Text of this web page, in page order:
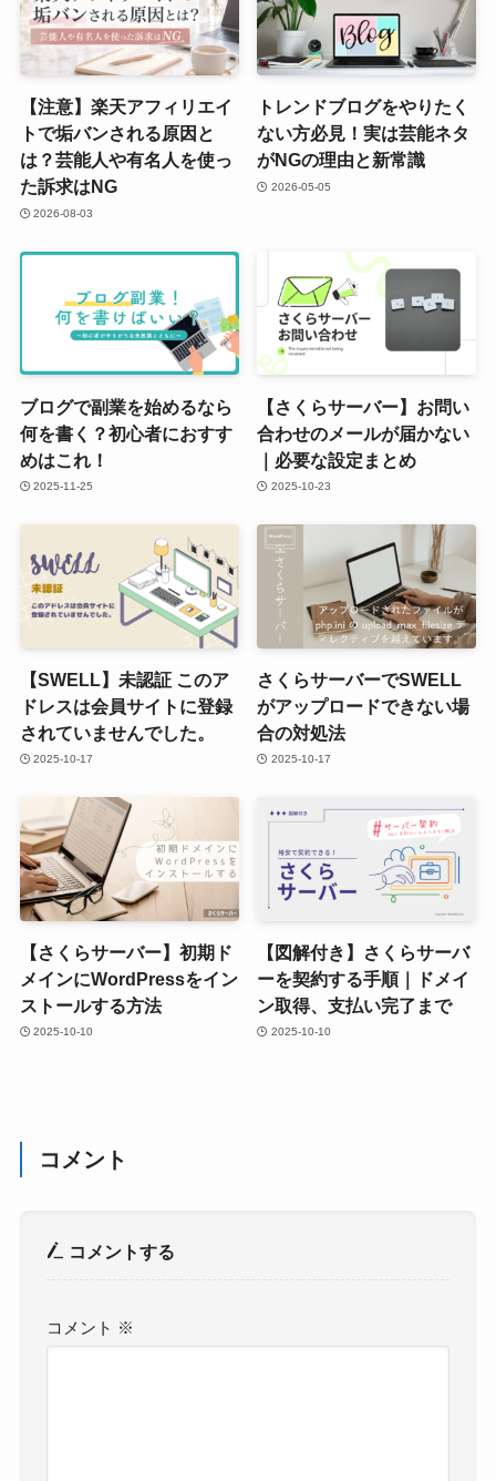
【注意】楽天アフィリエイ
トで垢バンされる原因と
は？芸能人や有名人を使っ
た訴求はNG
2026-08-03
トレンドブログをやりたく
ない方必見！実は芸能ネタ
がNGの理由と新常識
2026-05-05
ブログで副業を始めるなら
何を書く？初心者におすす
めはこれ！
2025-11-25
【さくらサーバー】お問い
合わせのメールが届かない
｜必要な設定まとめ
2025-10-23
【SWELL】未認証 このア
ドレスは会員サイトに登録
されていませんでした。
2025-10-17
さくらサーバーでSWELL
がアップロードできない場
合の対処法
2025-10-17
【さくらサーバー】初期ド
メインにWordPressをイン
ストールする方法
2025-10-10
【図解付き】さくらサーバ
ーを契約する手順｜ドメイ
ン取得、支払い完了まで
2025-10-10
コメント
コメントする
コメント ※